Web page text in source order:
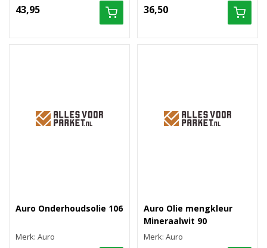
43,95 36,50
Auro Onderhoudsolie 106
Merk: Auro
Auro Olie mengkleur
Mineraalwit 90
Merk: Auro